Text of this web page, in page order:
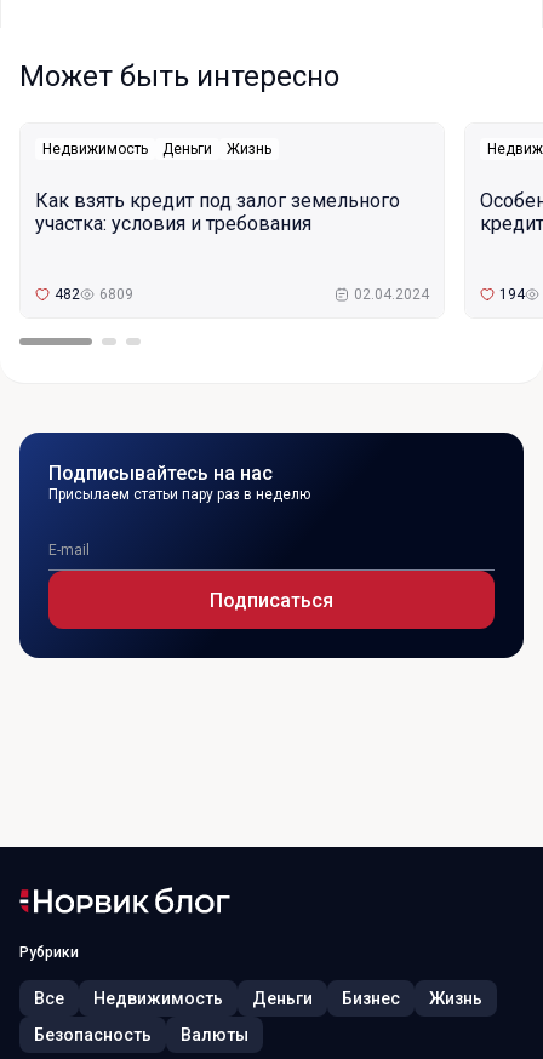
Может быть интересно
Недвижимость Деньги Жизнь
Как взять кредит под залог земельного
участка: условия и требования
482 6809 02.04.2024 194
Подписывайтесь на нас
Присылаем статьи пару раз в неделю
Подписаться
Рубрики
Все Недвижимость Деньги Бизнес
Жизнь
Безопасность
Валюты